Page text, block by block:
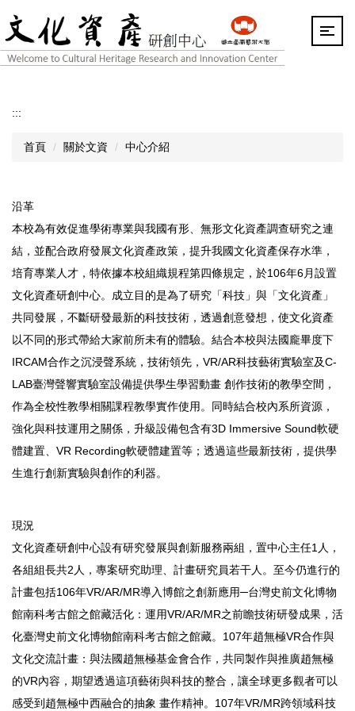
到
主
要
區
:::
首頁 關於文資 中心介紹
沿革
本校為有效促進學術專業與我國有形、無形文化資產調查研究之連
結，並配合政府發展文化資產政策，提升我國文化資產保存水準，
培育專業人才，特依據本校組織規程第四條規定，於106年6月設置
文化資產研創中心。成立目的是為了研究「科技」與「文化資產」
共同發展，不斷研發最新的科技技術，透過創意發想，使文化資產
以不同的形式帶給大家前所未有的體驗。結合本校與法國龐畢度下
IRCAM合作之沉浸聲系統，技術領先，VR/AR科技藝術實驗室及C-
LAB臺灣聲響實驗室設備提供學生學習動畫 創作技術的教學空間，
作為全校性教學相關課程教學實作使用。同時結合校內系所資源，
強化與科技運用之關係，升級設備包含有3D Immersive Sound軟硬
體建置、VR Recording軟硬體建置等；透過這些最新技術，提供學
生進行創新實驗與創作的利器。
現況
文化資產研創中心設有研究發展與創新服務兩組，置中心主任1人，
各組組長共2人，專案研究助理、計畫研究員若干人。至今仍進行的
計畫包括106年VR/AR/MR導入博館之創新應用─台灣史前文化博物
館南科考古館之館藏活化：運用VR/AR/MR之前瞻技術研發成果，活
化臺灣史前文化博物館南科考古館之館藏。107年趙無極VR合作與
文化交流計畫：與法國趙無極基金會合作，共同製作與推廣趙無極
的VR內容，期望透過這項藝術與科技的整合，讓全球更多觀者可以
感受到趙無極中西融合的抽象 畫作精神。107年VR/MR跨領域科技